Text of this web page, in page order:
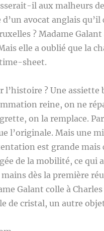
il aux malheurs
avocat anglais
? Madame
elle a oublié que la
sheet.
l’histoire ? Une assiette
reine, on ne
on la remplace.
l’originale. Mais une
est grande mais
de la mobilité, ce qui
mains dès la première
Galant colle à
de cristal, un autre